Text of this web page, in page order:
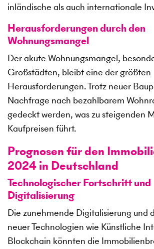
inländische als auch internationale
Herausforderungen durch den
Wohnungsmangel
Der akute Wohnungsmangel,
Großstädten, bleibt eine der größten
Herausforderungen. Trotz neuer
Nachfrage nach bezahlbarem
gedeckt werden, was zu steigenden
Kaufpreisen führt.
Prognosen für den
2024 in Deutschland
Technologischer Fortschritt und
Digitalisierung
Die zunehmende Digitalisierung und
neuer Technologien wie Künstliche
Blockchain könnten die